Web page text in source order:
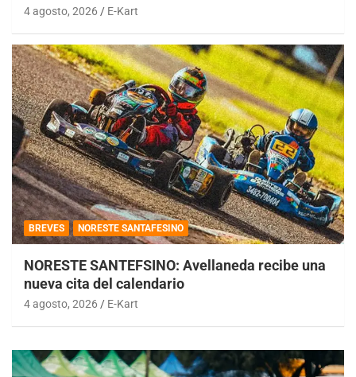
4 agosto, 2026 E-Kart
BREVES NORESTE SANTAFESINO
NORESTE SANTEFSINO: Avellaneda recibe una
nueva cita del calendario
4 agosto, 2026 E-Kart